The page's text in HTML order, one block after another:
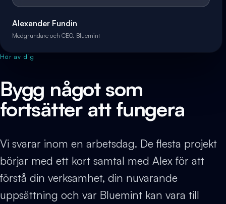
Alexander Fundin
Medgrundare och CEO, Bluemint
Hör av dig
Bygg något som
fortsätter att fungera
Vi svarar inom en arbetsdag. De flesta projekt
börjar med ett kort samtal med Alex för att
förstå din verksamhet, din nuvarande
uppsättning och var Bluemint kan vara till